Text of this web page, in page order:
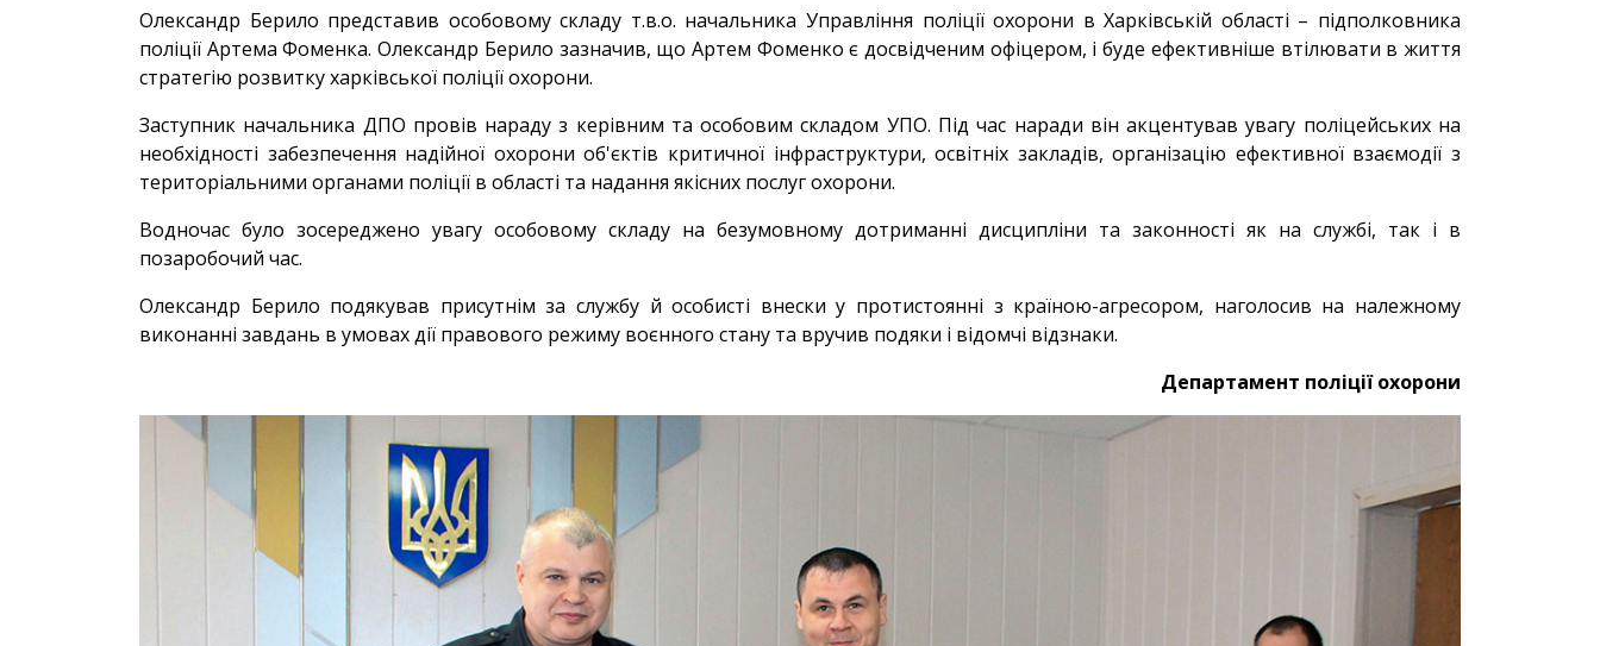
Олександр Берило представив особовому складу т.в.о. начальника Управління поліції охорони в Харківській області – підполковника
поліції Артема Фоменка. Олександр Берило зазначив, що Артем Фоменко є досвідченим офіцером, і буде ефективніше втілювати в життя
стратегію розвитку харківської поліції охорони.
Заступник начальника ДПО провів нараду з керівним та особовим складом УПО. Під час наради він акцентував увагу поліцейських на
необхідності забезпечення надійної охорони об'єктів критичної інфраструктури, освітніх закладів, організацію ефективної взаємодії з
територіальними органами поліції в області та надання якісних послуг охорони.
Водночас було зосереджено увагу особовому складу на безумовному дотриманні дисципліни та законності як на службі, так і в
позаробочий час.
Олександр Берило подякував присутнім за службу й особисті внески у протистоянні з країною-агресором, наголосив на належному
виконанні завдань в умовах дії правового режиму воєнного стану та вручив подяки і відомчі відзнаки.
Департамент поліції охорони